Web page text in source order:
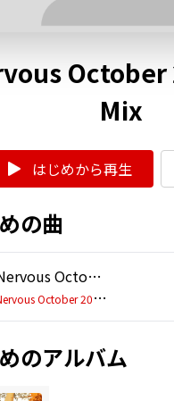
October
Mix
はじめから再生
の曲
Nervous October 2015 - DJ Mix (Continuous Mix)
N
ervous October 2015 - DJ Mix
のアルバム